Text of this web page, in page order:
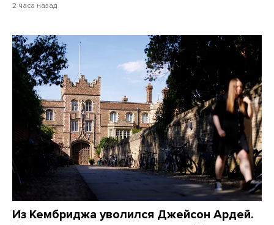
2 часа назад
Из Кембриджа уволился Джейсон Ардей.